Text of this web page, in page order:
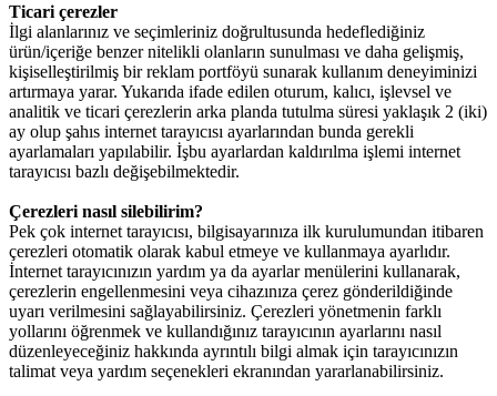
Ticari çerezler
İlgi alanlarınız ve seçimleriniz doğrultusunda hedeflediğiniz
ürün/içeriğe benzer nitelikli olanların sunulması ve daha gelişmiş,
kişiselleştirilmiş bir reklam portföyü sunarak kullanım deneyiminizi
artırmaya yarar. Yukarıda ifade edilen oturum, kalıcı, işlevsel ve
analitik ve ticari çerezlerin arka planda tutulma süresi yaklaşık 2 (iki)
ay olup şahıs internet tarayıcısı ayarlarından bunda gerekli
ayarlamaları yapılabilir. İşbu ayarlardan kaldırılma işlemi internet
tarayıcısı bazlı değişebilmektedir.
Çerezleri nasıl silebilirim?
Pek çok internet tarayıcısı, bilgisayarınıza ilk kurulumundan itibaren
çerezleri otomatik olarak kabul etmeye ve kullanmaya ayarlıdır.
İnternet tarayıcınızın yardım ya da ayarlar menülerini kullanarak,
çerezlerin engellenmesini veya cihazınıza çerez gönderildiğinde
uyarı verilmesini sağlayabilirsiniz. Çerezleri yönetmenin farklı
yollarını öğrenmek ve kullandığınız tarayıcının ayarlarını nasıl
düzenleyeceğiniz hakkında ayrıntılı bilgi almak için tarayıcınızın
talimat veya yardım seçenekleri ekranından yararlanabilirsiniz.